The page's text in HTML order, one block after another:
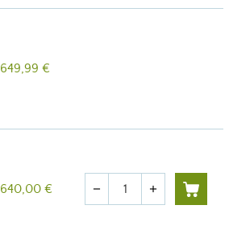
649,99 €
640,00 € Quantité
remove add